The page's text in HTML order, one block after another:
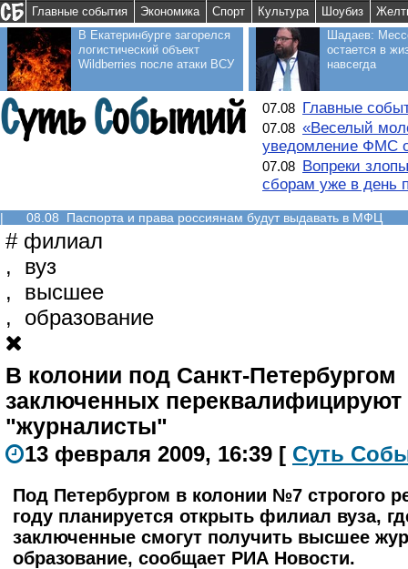
Главные события Экономика Спорт Культура Шоубиз
В Екатеринбурге загорелся
логистический объект
Wildberries после атаки ВСУ
Шадаев:
остается в
навсегда
07.08 Главные
07.08 «Веселый
уведомление ФМС
07.08 Вопреки
сборам уже в день
| 08.08 Паспорта и права россиянам будут выдавать в МФЦ
# филиал
, вуз
, высшее
, образование
В колонии под Санкт-Петербургом
заключенных переквалифицируют
"журналисты"
13 февраля 2009, 16:39 [ Суть Соб
Под Петербургом в колонии №7 строгого
году планируется открыть филиал вуза,
заключенные смогут получить высшее
образование, сообщает РИА Новости.